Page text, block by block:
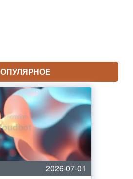
2026-07-01